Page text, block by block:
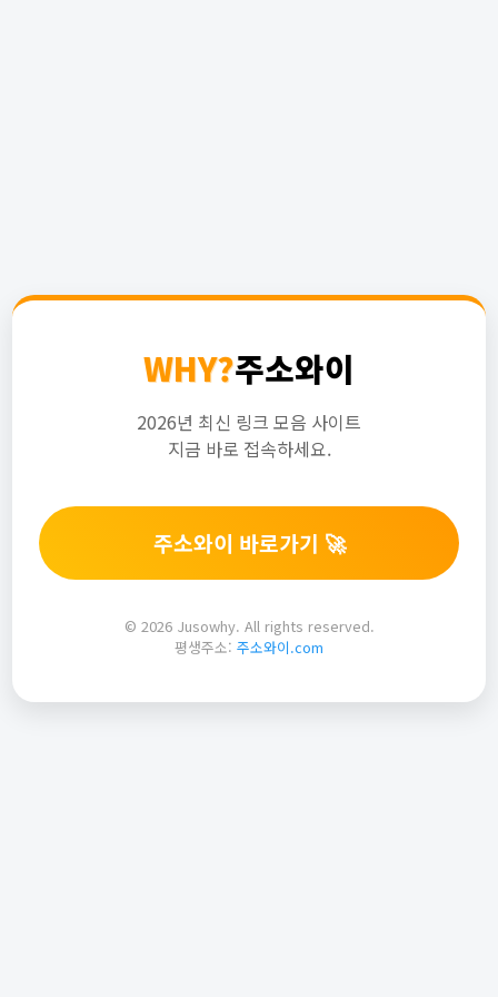
WHY?주소와이
2026년 최신 링크 모음 사이트
지금 바로 접속하세요.
주소와이 바로가기 🚀
© 2026 Jusowhy. All rights reserved.
평생주소: 주소와이.com